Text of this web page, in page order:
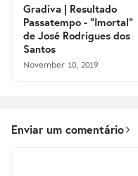
Gradiva | Resultado
Passatempo - "Imortal"
de José Rodrigues dos
Santos
November 10, 2019
Enviar um comentário